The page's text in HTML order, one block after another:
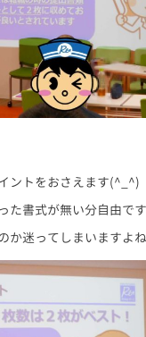
ントをおさえます(^_^)
た書式が無い分自由です
か迷ってしまいますよ